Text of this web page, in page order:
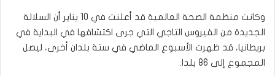
وكانت منظمة الصحة العالمية قد أعلنت في 10 يناير أن السلالة
الجديدة من الفيروس التاجي التي جرى اكتشافها في البداية في
بريطانيا، قد ظهرت الأسبوع الماضي في ستة بلدان أخرى، ليصل
المجموع إلى 86 بلدا.